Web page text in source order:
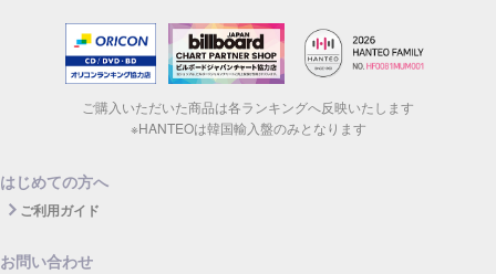
ご購入いただいた商品は各ランキングへ反映いたします
※HANTEOは韓国輸入盤のみとなります
はじめての方へ
ご利用ガイド
お問い合わせ